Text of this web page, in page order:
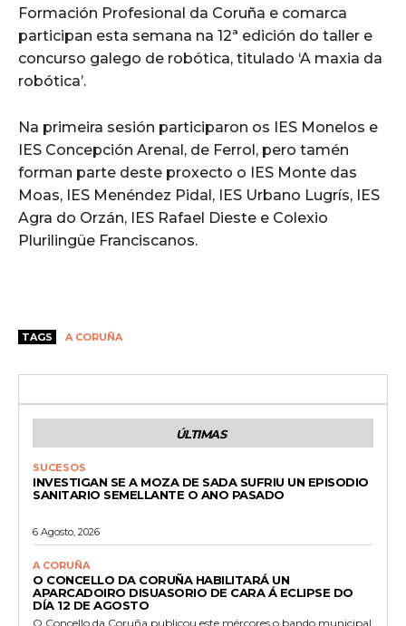
Formación Profesional da Coruña e comarca
participan esta semana na 12ª edición do taller e
concurso galego de robótica, titulado ‘A maxia da
robótica’.
Na primeira sesión participaron os IES Monelos e
IES Concepción Arenal, de Ferrol, pero tamén
forman parte deste proxecto o IES Monte das
Moas, IES Menéndez Pidal, IES Urbano Lugrís, IES
Agra do Orzán, IES Rafael Dieste e Colexio
Plurilingüe Franciscanos.
TAGS A CORUÑA
ÚLTIMAS
SUCESOS
INVESTIGAN SE A MOZA DE SADA SUFRIU UN EPISODIO
SANITARIO SEMELLANTE O ANO PASADO
6 Agosto, 2026
A CORUÑA
O CONCELLO DA CORUÑA HABILITARÁ UN
APARCADOIRO DISUASORIO DE CARA Á ECLIPSE DO
DÍA 12 DE AGOSTO
O Concello da Coruña publicou este mércores o bando municipal